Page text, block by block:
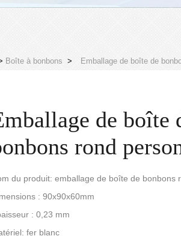
Boîte à bonbons > Emballage de boîte de
de boîte
rond
du produit: emballage de boîte de bonbons
: 90x90x60mm
: 0,23 mm
fer blanc